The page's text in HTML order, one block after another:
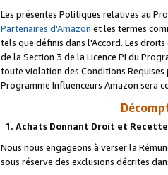
Les présentes Politiques relatives au
Partenaires d'Amazon et les termes
tels que définis dans l'Accord. Les
de la Section 3 de la Licence PI du
toute violation des Conditions Requises
Programme Influenceurs Amazon sera
1. Achats Donnant Droit et
Nous nous engageons à verser la
sous réserve des exclusions décrites